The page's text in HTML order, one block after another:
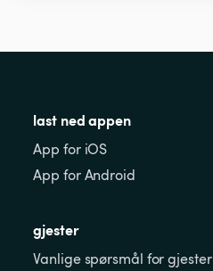
last ned appen
App for iOS
App for Android
gjester
Vanlige spørsmål for gjester